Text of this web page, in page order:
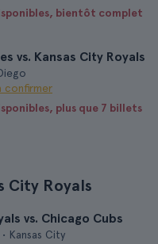
bientôt complet
vs. Kansas City Royals
confirmer
plus que 7 billets
City Royals
vs. Chicago Cubs
Kansas City